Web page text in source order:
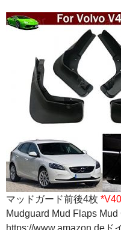
マッドガード前後4枚
Mudguard Mud Flaps
https://www.amazon.deド